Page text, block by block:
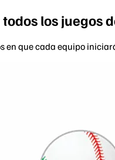
los juegos
en que cada equipo